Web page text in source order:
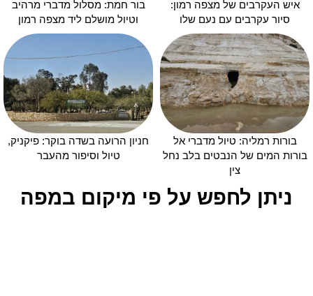
איש העקרבים של מצפה רמון:
סיור עקרבים עם נעם שלו
בור חמת: מסלול מדברי מרהיב
וטיול מושלם ליד מצפה רמון
בורות רמליה: טיול מדברי אל
בורות המים של הנבטים בלב נחל
צין
חניון הרועה בשדה בוקר: פיקניק,
טיול וסיפור מהעבר
ניתן לחפש על פי מיקום במפה